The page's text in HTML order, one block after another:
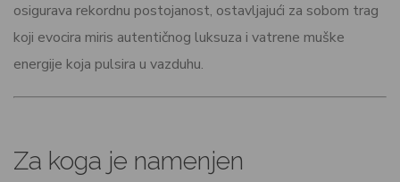
osigurava rekordnu postojanost, ostavljajući za sobom trag
koji evocira miris autentičnog luksuza i vatrene muške
energije koja pulsira u vazduhu.
Za koga je namenjen